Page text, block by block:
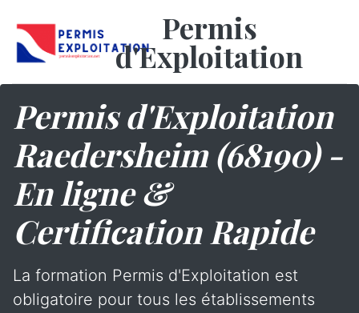
Permis
d'Exploitation
Permis d'Exploitation
Raedersheim (68190) -
En ligne &
Certification Rapide
La formation Permis d'Exploitation est
obligatoire pour tous les établissements